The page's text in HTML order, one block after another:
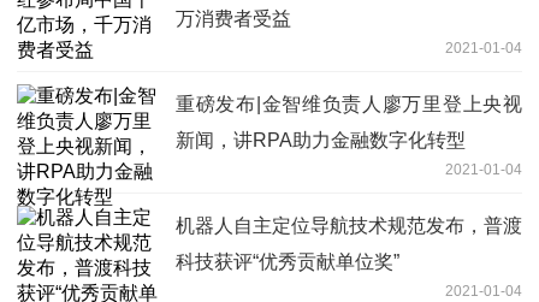
万消费者受益
2021-01-04
重磅发布|金智维负责人廖万里登上央视
新闻，讲RPA助力金融数字化转型
2021-01-04
机器人自主定位导航技术规范发布，普渡
科技获评“优秀贡献单位奖”
2021-01-04